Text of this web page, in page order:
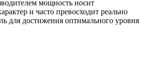
мощность носит
и часто превосходит реально
для достижения оптимального уровня